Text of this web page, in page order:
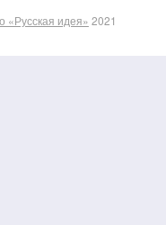
«Русская идея» 2021